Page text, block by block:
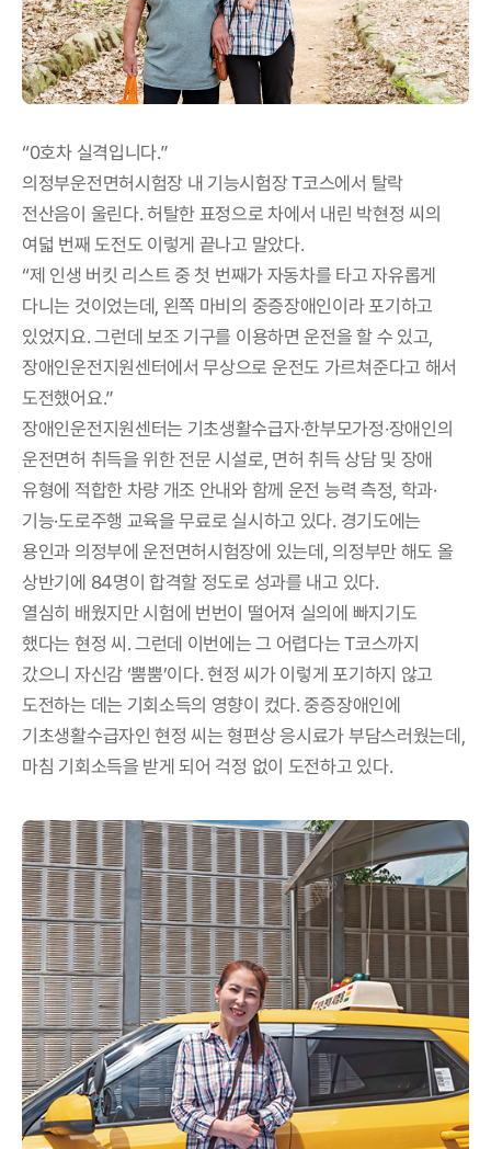
“0호차 실격입니다.”
의정부운전면허시험장 내 기능시험장 T코스에서 탈락
전산음이 울린다. 허탈한 표정으로 차에서 내린 박현정 씨의
여덟 번째 도전도 이렇게 끝나고 말았다.
“제 인생 버킷 리스트 중 첫 번째가 자동차를 타고 자유롭게
다니는 것이었는데, 왼쪽 마비의 중증장애인이라 포기하고
있었지요. 그런데 보조 기구를 이용하면 운전을 할 수 있고,
장애인운전지원센터에서 무상으로 운전도 가르쳐준다고 해서
도전했어요.”
장애인운전지원센터는 기초생활수급자·한부모가정·장애인의
운전면허 취득을 위한 전문 시설로, 면허 취득 상담 및 장애
유형에 적합한 차량 개조 안내와 함께 운전 능력 측정, 학과·
기능·도로주행 교육을 무료로 실시하고 있다. 경기도에는
용인과 의정부에 운전면허시험장에 있는데, 의정부만 해도 올
상반기에 84명이 합격할 정도로 성과를 내고 있다.
열심히 배웠지만 시험에 번번이 떨어져 실의에 빠지기도
했다는 현정 씨. 그런데 이번에는 그 어렵다는 T코스까지
갔으니 자신감 ‘뿜뿜’이다. 현정 씨가 이렇게 포기하지 않고
도전하는 데는 기회소득의 영향이 컸다. 중증장애인에
기초생활수급자인 현정 씨는 형편상 응시료가 부담스러웠는데,
마침 기회소득을 받게 되어 걱정 없이 도전하고 있다.